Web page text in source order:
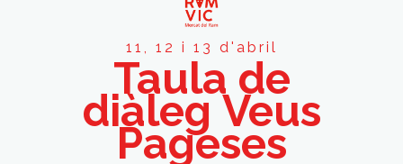
11, 12 i 13 d'abril
Taula de
diàleg Veus
Pageses